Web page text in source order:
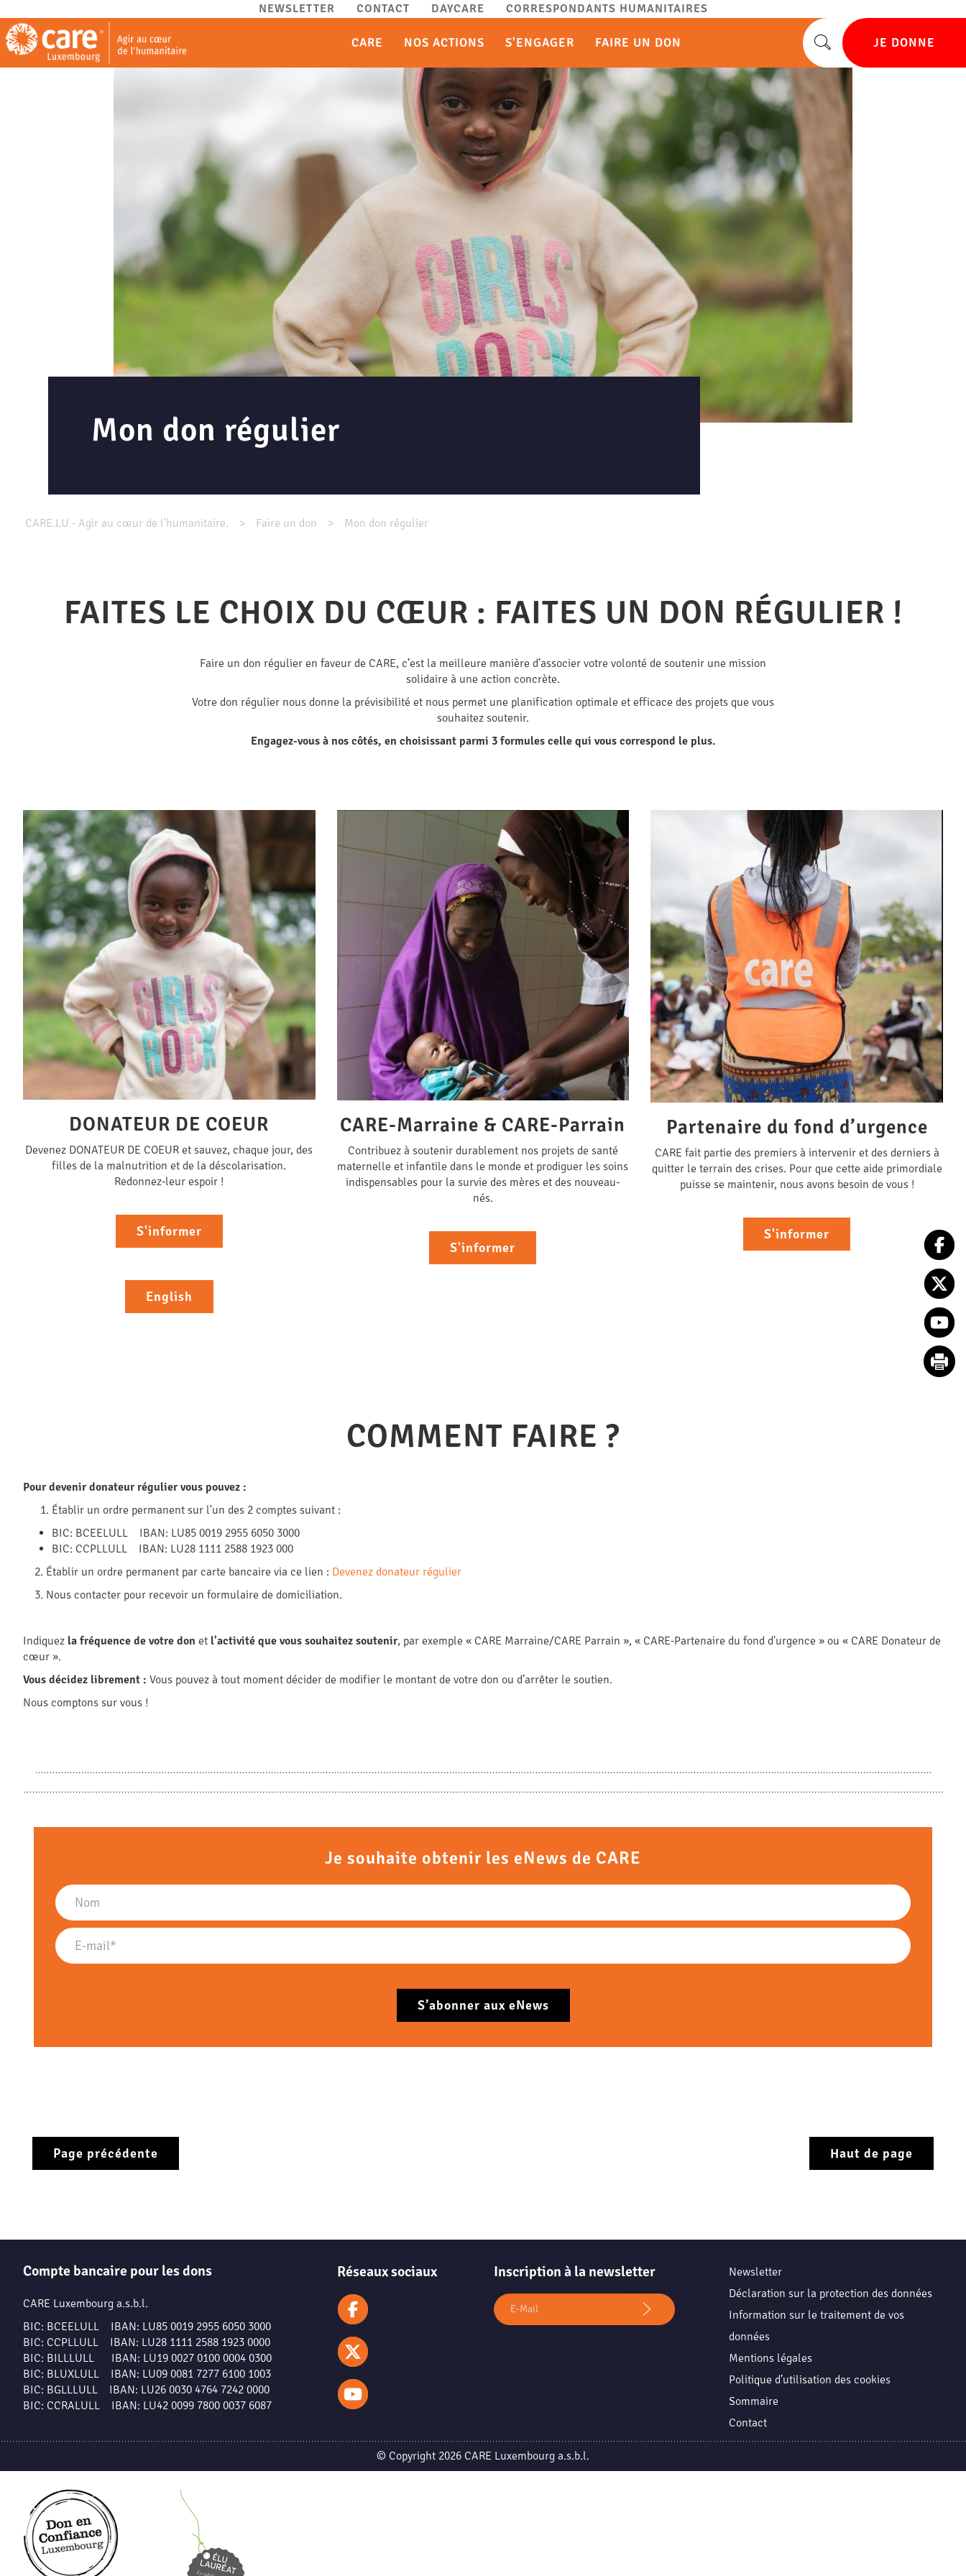
NEWSLETTER CONTACT DAYCARE CORRESPONDANTS HUMANITAIRES
CARE NOS ACTIONS S'ENGAGER FAIRE UN DON JE DONNE
Mon don régulier
CARE.LU - Agir au cœur de l’humanitaire. Faire un don Mon don régulier
FAITES LE CHOIX DU CŒUR : FAITES UN DON RÉGULIER !
Faire un don régulier en faveur de CARE, c’est la meilleure manière d’associer votre volonté de soutenir une mission
solidaire à une action concrète.
Votre don régulier nous donne la prévisibilité et nous permet une planification optimale et efficace des projets que vous
souhaitez soutenir.
Engagez-vous à nos côtés, en choisissant parmi 3 formules celle qui vous correspond le plus.
DONATEUR DE COEUR
Devenez DONATEUR DE COEUR et sauvez, chaque jour, des
filles de la malnutrition et de la déscolarisation.
Redonnez-leur espoir !
S'informer
English
CARE-Marraine & CARE-Parrain
Contribuez à soutenir durablement nos projets de santé
maternelle et infantile dans le monde et prodiguer les soins
indispensables pour la survie des mères et des nouveau-
nés.
S'informer
Partenaire du fond d’urgence
CARE fait partie des premiers à intervenir et des derniers à
quitter le terrain des crises. Pour que cette aide primordiale
puisse se maintenir, nous avons besoin de vous !
S'informer
COMMENT FAIRE ?
Pour devenir donateur régulier vous pouvez :
Établir un ordre permanent sur l'un des 2 comptes suivant :
BIC: BCEELULL IBAN: LU85 0019 2955 6050 3000
BIC: CCPLLULL IBAN: LU28 1111 2588 1923 000
2. Établir un ordre permanent par carte bancaire via ce lien : Devenez donateur régulier
3. Nous contacter pour recevoir un formulaire de domiciliation.
Indiquez la fréquence de votre don et l'activité que vous souhaitez soutenir, par exemple « CARE Marraine/CARE Parrain », « CARE-Partenaire du fond d'urgence » ou « CARE Donateur de
cœur ».
Vous décidez librement : Vous pouvez à tout moment décider de modifier le montant de votre don ou d’arrêter le soutien.
Nous comptons sur vous !
Je souhaite obtenir les eNews de CARE
Page précédente Haut de page
Compte bancaire pour les dons
CARE Luxembourg a.s.b.l.
BIC: BCEELULL IBAN: LU85 0019 2955 6050 3000
BIC: CCPLLULL IBAN: LU28 1111 2588 1923 0000
BIC: BILLLULL IBAN: LU19 0027 0100 0004 0300
BIC: BLUXLULL IBAN: LU09 0081 7277 6100 1003
BIC: BGLLLULL IBAN: LU26 0030 4764 7242 0000
BIC: CCRALULL IBAN: LU42 0099 7800 0037 6087
Réseaux sociaux Inscription à la newsletter
Newsletter
Déclaration sur la protection des données
Information sur le traitement de vos
données
Mentions légales
Politique d’utilisation des cookies
Sommaire
Contact
© Copyright 2026 CARE Luxembourg a.s.b.l.